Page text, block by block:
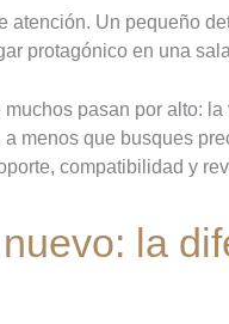
atención. Un pequeño
protagónico en una
pasan por alto:
menos que busques
compatibilidad y
la